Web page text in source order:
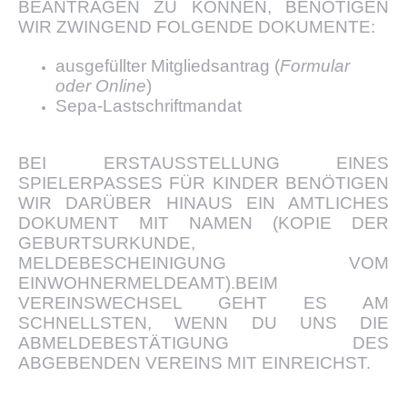
BEANTRAGEN ZU KÖNNEN, BENÖTIGEN
WIR ZWINGEND FOLGENDE DOKUMENTE:
ausgefüllter Mitgliedsantrag (Formular
oder Online)
Sepa-Lastschriftmandat
BEI ERSTAUSSTELLUNG EINES
SPIELERPASSES FÜR KINDER BENÖTIGEN
WIR DARÜBER HINAUS EIN AMTLICHES
DOKUMENT MIT NAMEN (KOPIE DER
GEBURTSURKUNDE,
MELDEBESCHEINIGUNG VOM
EINWOHNERMELDEAMT).BEIM
VEREINSWECHSEL GEHT ES AM
SCHNELLSTEN, WENN DU UNS DIE
ABMELDEBESTÄTIGUNG DES
ABGEBENDEN VEREINS MIT EINREICHST.